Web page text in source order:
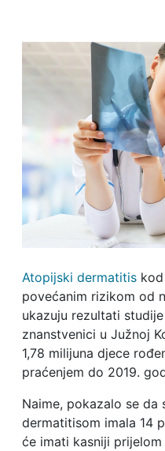
Atopijski dermatitiskod
povećanim rizikom od
ukazuju rezultati
znanstvenici u Južnoj
1,78 milijuna djece
praćenjem do 2019.
Naime, pokazalo se da
dermatitisom imala 14
će imati kasniji prijelom